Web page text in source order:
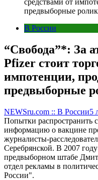
средствами от
предвыборные
В России
“Свобода”*: За
Pfizer стоит
импотенции,
предвыборные
NEWSru.com :: В России5
Попытки распространить
информацию о вакцине
журналисты-
Серебрянской. В 2007 году
предвыборном штабе
отдел рекламы в
России".